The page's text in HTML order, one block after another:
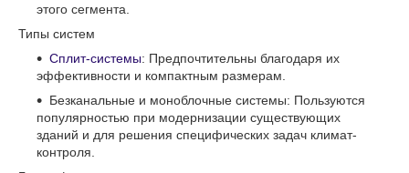
этого сегмента.
Типы систем
Сплит-системы: Предпочтительны благодаря их
эффективности и компактным размерам.
Безканальные и моноблочные системы: Пользуются
популярностью при модернизации существующих
зданий и для решения специфических задач климат-
контроля.